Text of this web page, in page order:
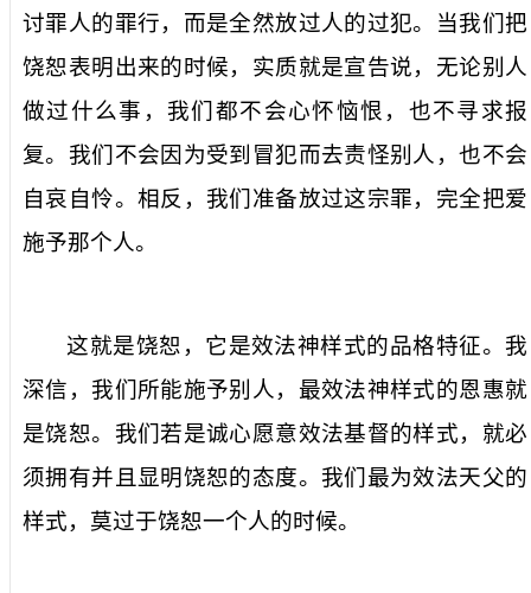
讨罪人的罪行，而是全然放过人的过犯。当我们把
饶恕表明出来的时候，实质就是宣告说，无论别人
做过什么事，我们都不会心怀恼恨，也不寻求报
复。我们不会因为受到冒犯而去责怪别人，也不会
自哀自怜。相反，我们准备放过这宗罪，完全把爱
施予那个人。
这就是饶恕，它是效法神样式的品格特征。我
深信，我们所能施予别人，最效法神样式的恩惠就
是饶恕。我们若是诚心愿意效法基督的样式，就必
须拥有并且显明饶恕的态度。我们最为效法天父的
样式，莫过于饶恕一个人的时候。